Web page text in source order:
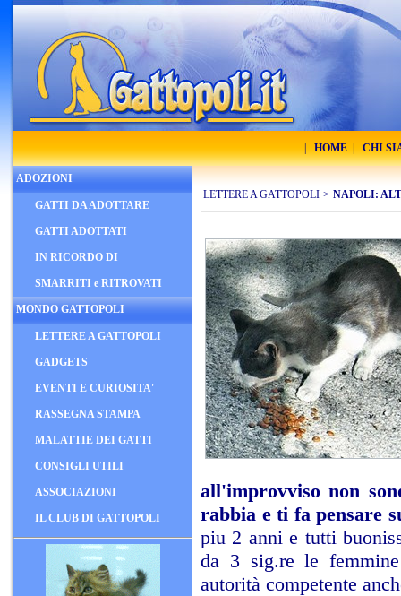
HOME CHI
ADOZIONI
GATTI DA ADOTTARE
GATTI ADOTTATI
IN RICORDO DI
SMARRITI e RITROVATI
MONDO GATTOPOLI
LETTERE A GATTOPOLI
GADGETS
EVENTI E CURIOSITA'
RASSEGNA STAMPA
MALATTIE DEI GATTI
CONSIGLI UTILI
ASSOCIAZIONI
IL CLUB DI GATTOPOLI
LETTERE A GATTOPOLI > NAPOLI:
all'improvviso non
rabbia e ti fa pensare
piu 2 anni e tutti
da 3 sig.re le
autorità competente